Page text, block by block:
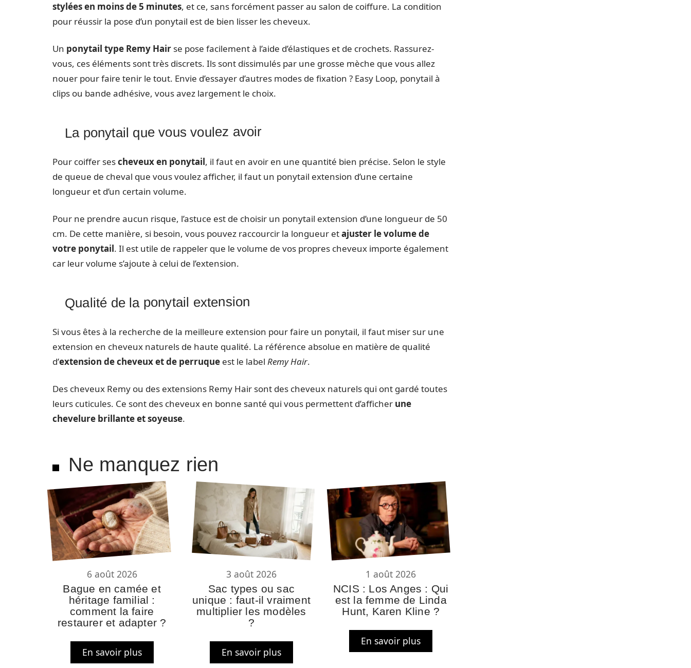
stylées en moins de 5 minutes, et ce, sans forcément passer au salon de coiffure. La condition
pour réussir la pose d’un ponytail est de bien lisser les cheveux.
Un ponytail type Remy Hair se pose facilement à l’aide d’élastiques et de crochets. Rassurez-
vous, ces éléments sont très discrets. Ils sont dissimulés par une grosse mèche que vous allez
nouer pour faire tenir le tout. Envie d’essayer d’autres modes de fixation ? Easy Loop, ponytail à
clips ou bande adhésive, vous avez largement le choix.
La ponytail que vous voulez avoir
Pour coiffer sescheveux en ponytail, il faut en avoir en une quantité bien précise. Selon le style
de queue de cheval que vous voulez afficher, il faut un ponytail extension d’une certaine
longueur et d’un certain volume.
Pour ne prendre aucun risque, l’astuce est de choisir un ponytail extension d’une longueur de 50
cm. De cette manière, si besoin, vous pouvez raccourcir la longueur etajuster le volume de
votre ponytail. Il est utile de rappeler que le volume de vos propres cheveux importe également
car leur volume s’ajoute à celui de l’extension.
Qualité de la ponytail extension
Si vous êtes à la recherche de la meilleure extension pour faire un ponytail, il faut miser sur une
extension en cheveux naturels de haute qualité. La référence absolue en matière de qualité
d’extension de cheveux et de perruque est le label Remy Hair.
Des cheveux Remy ou des extensions Remy Hair sont des cheveux naturels qui ont gardé toutes
leurs cuticules. Ce sont des cheveux en bonne santé qui vous permettent d’afficher une
chevelure brillante et soyeuse.
Ne manquez rien
6 août 2026
Bague en camée et
héritage familial :
comment la faire
restaurer et adapter ?
En savoir plus
3 août 2026
Sac types ou sac
unique : faut-il vraiment
multiplier les modèles
?
En savoir plus
1 août 2026
NCIS : Los Anges : Qui
est la femme de Linda
Hunt, Karen Kline ?
En savoir plus